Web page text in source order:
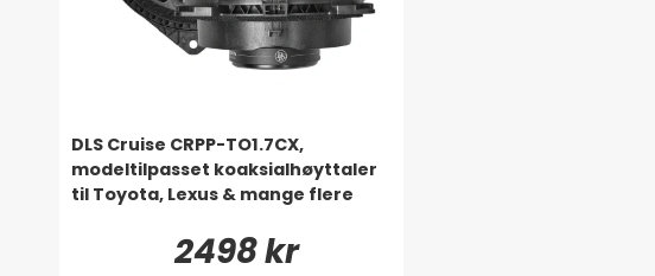
DLS Cruise CRPP-TO1.7CX,
modeltilpasset koaksialhøyttaler
til Toyota, Lexus & mange flere
2498 kr